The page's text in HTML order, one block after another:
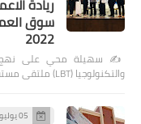
سوق
2022
والتكنولوجيا (LBT) ملتقى مستقبل سوق العمل (ملت…
05 يوليو 2022